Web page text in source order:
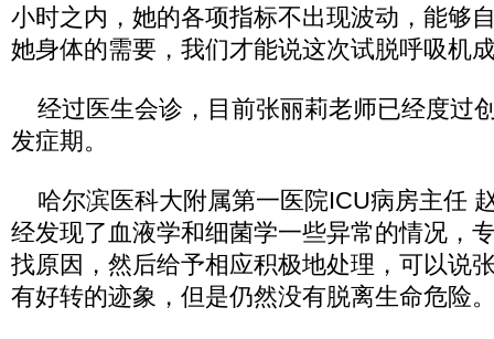
小时之内，她的各项指标不出现波动，能够
她身体的需要，我们才能说这次试脱呼吸机
经过医生会诊，目前张丽莉老师已经度过
发症期。
哈尔滨医科大附属第一医院ICU病房主任
经发现了血液学和细菌学一些异常的情况，
找原因，然后给予相应积极地处理，可以说
有好转的迹象，但是仍然没有脱离生命危险